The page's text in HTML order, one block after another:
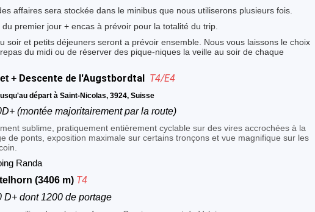
affaires sera stockée dans le minibus que nous utiliserons plusieurs fois.
premier jour + encas à prévoir pour la totalité du trip.
soir et petits déjeuners seront a prévoir ensemble. Nous vous laissons le choix
du midi ou de réserver des pique-niques la veille au soir de chaque
+ Descente de l'Augstbordtal T4/E4
départ à Saint-Nicolas, 3924, Suisse
(montée majoritairement par la route)
sublime, pratiquement entièrement cyclable sur des vires accrochées à la
de ponts, exposition maximale sur certains tronçons et vue magnifique sur les
Randa
(3406 m) T4
D+ dont 1200 de portage